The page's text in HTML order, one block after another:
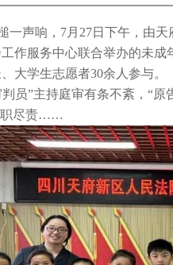
一声响，7月27日下午，由
作服务中心联合举办的未
大学生志愿者30余人参与。
员”主持庭审有条不紊，“
职尽责……